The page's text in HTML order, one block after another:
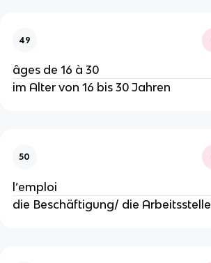
49
âges de 16 à 30
im Alter von 16 bis 30 Jahren
50
l’emploi
die Beschäftigung/ die Arbeitsstelle